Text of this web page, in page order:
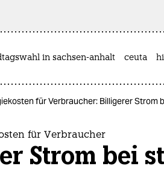
in sachsen-anhalt ceuta
für Verbraucher: Billigerer Strom
für Verbraucher
Strom bei